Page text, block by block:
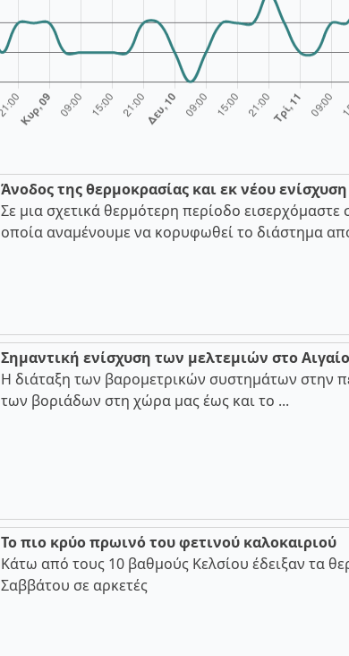
Άνοδος της θερμοκρασίας και εκ νέου
Σε μια σχετικά θερμότερη περίοδο
οποία αναμένουμε να κορυφωθεί το διάστημα
Σημαντική ενίσχυση των μελτεμιών στο Αιγαίο
Η διάταξη των βαρομετρικών συστημάτων στην
των βοριάδων στη χώρα μας έως και το ...
Το πιο κρύο πρωινό του φετινού καλοκαιριού
Κάτω από τους 10 βαθμούς Κελσίου έδειξαν τα
Σαββάτου σε αρκετές